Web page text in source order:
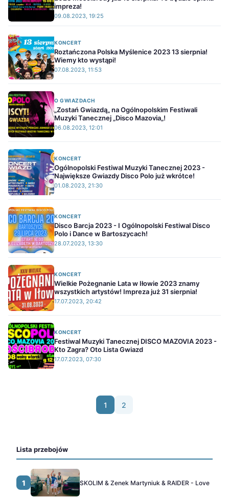
impreza!
09.08.2023, 19:25
KONCERT
Roztańczona Polska Myślenice 2023 13 sierpnia!
Wiemy kto wystąpi!
07.08.2023, 11:53
O GWIAZDACH
„Zostań Gwiazdą„ na Ogólnopolskim Festiwali
Muzyki Tanecznej „Disco Mazovia„!
06.08.2023, 12:01
KONCERT
Ogólnopolski Festiwal Muzyki Tanecznej 2023 -
Największe Gwiazdy Disco Polo już wkrótce!
01.08.2023, 21:30
KONCERT
Disco Barcja 2023 - I Ogólnopolski Festiwal Disco
Polo i Dance w Bartoszycach!
28.07.2023, 13:30
KONCERT
Wielkie Pożegnanie Lata w Iłowie 2023 znamy
wszystkich artystów! Impreza już 31 sierpnia!
17.07.2023, 20:42
KONCERT
Festiwal Muzyki Tanecznej DISCO MAZOVIA 2023 -
Kto Zagra? Oto Lista Gwiazd
17.07.2023, 07:30
1 2
Lista przebojów
1 SKOLIM & Zenek Martyniuk & RAIDER - Love